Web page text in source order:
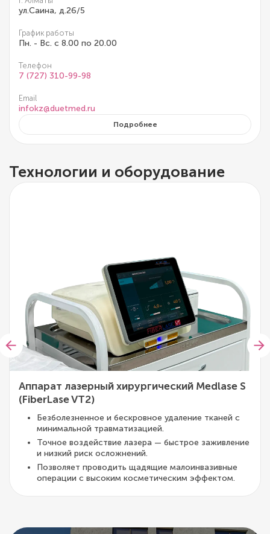
ул.Саина, д.26/5
График работы
Пн. - Вс. с 8.00 по 20.00
Телефон
7 (727) 310-99-98
Email
infokz@duetmed.ru
Подробнее
Технологии и оборудование
Аппарат лазерный хирургический Medlase S
(FiberLase VT2)
Безболезненное и бескровное удаление тканей с
минимальной травматизацией.
Точное воздействие лазера — быстрое заживление
и низкий риск осложнений.
Позволяет проводить щадящие малоинвазивные
операции с высоким косметическим эффектом.